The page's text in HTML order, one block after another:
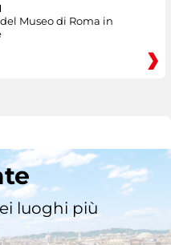
Museo di Roma in
luoghi più